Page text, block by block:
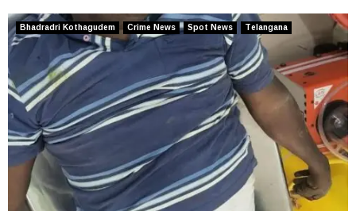
Bhadradri Kothagudem Crime News Spot News Telangana